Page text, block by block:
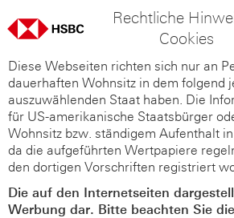
Rechtliche
Cookies
Diese Webseiten richten sich nur an
dauerhaften Wohnsitz in dem folgend
auszuwählenden Staat haben. Die
für US-amerikanische Staatsbürger
Wohnsitz bzw. ständigem Aufenthalt
da die aufgeführten Wertpapiere
den dortigen Vorschriften registriert
Die auf den Internetseiten
Werbung dar. Bitte beachten Sie